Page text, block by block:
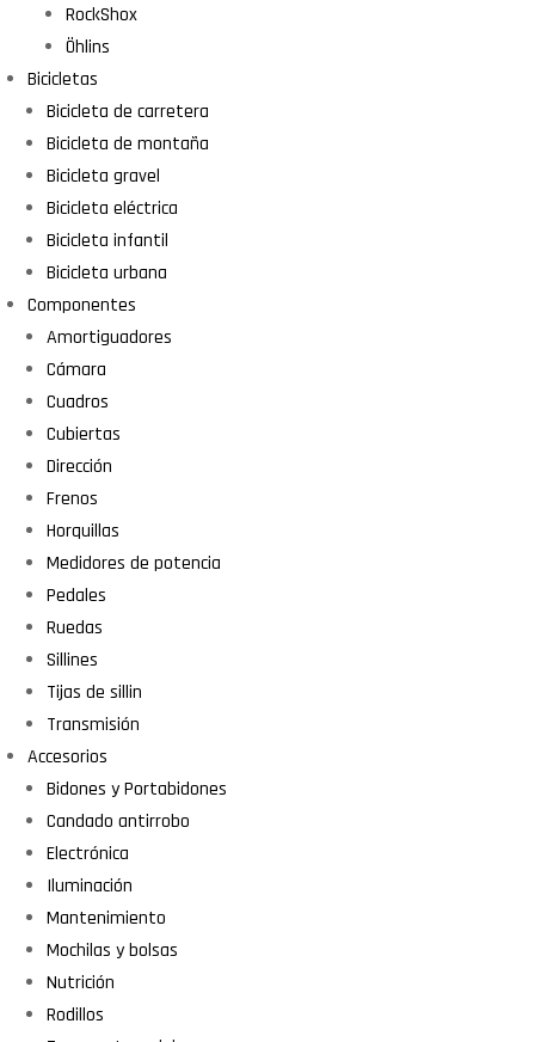
RockShox
Öhlins
Bicicletas
Bicicleta de carretera
Bicicleta de montaña
Bicicleta gravel
Bicicleta eléctrica
Bicicleta infantil
Bicicleta urbana
Componentes
Amortiguadores
Cámara
Cuadros
Cubiertas
Dirección
Frenos
Horquillas
Medidores de potencia
Pedales
Ruedas
Sillines
Tijas de sillin
Transmisión
Accesorios
Bidones y Portabidones
Candado antirrobo
Electrónica
Iluminación
Mantenimiento
Mochilas y bolsas
Nutrición
Rodillos